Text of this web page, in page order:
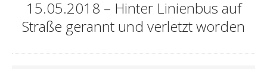
15.05.2018 – Hinter Linienbus auf
Straße gerannt und verletzt worden